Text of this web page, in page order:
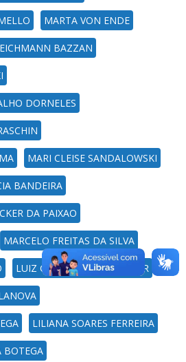
MARTA VON ENDE
BAZZAN
DORNELES
MARI CLEISE SANDALOWSKI
BANDEIRA
DA PAIXAO
MARCELO FREITAS DA SILVA
LUIZ GILBERTO KRONBAUER
LILIANA SOARES FERREIRA
BOTEGA